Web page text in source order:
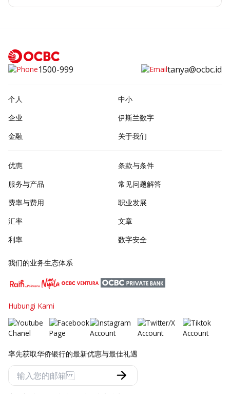
1500-999 tanya@ocbc.id
个人
中小
企业
伊斯兰数字
金融
关于我们
优惠
服务与产品
费率与费用
汇率
利率
条款与条件
常见问题解答
职业发展
文章
数字安全
我们的业务生态体系
Hubungi Kami
率先获取华侨银行的最新优惠与最佳礼遇